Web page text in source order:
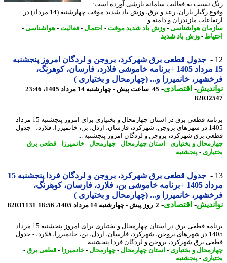
نسبت به فعالیت سامانه بارشی آورده است:
وقوع رگبار باران، رعد و برق، وزش باد شدید موقت چهارشنبه (14 مرداد) در
مازندران و دامنه و ...
هواشناسی-وزش باد شدید موقت-احتمال-فعالیت-هواشناسی-
-وزش باد شدید
جدول قطعی برق شهرکرد، بروجن و لردگان امروز پنجشنبه
15 مرداد 1405 +برنامه خاموشی فلارد، فارسان، کوهرنگ،
خانمیرزا و... (چهارمحال و بختیاری )
-اقتصادی-45 ساعت پیش - چهارشنبه 14 مرداد 1405، 23:46
برنامه قطعی برق در استان چهارمحال و بختیاری برای امروز پنجشنبه 15 مرداد
1405 در شهرهای بروجن، شهرکرد، فارسان، اردل، بن، خانمیرزا، فلارد، - جدول
برق شهرکرد، بروجن و لردگان امروز پنجشنبه ...
و بختیاری- استان چهارمحال-چهارمحال-خانمیرزا- قطعی برق -
- پنجشنبه
جدول قطعی برق شهرکرد، بروجن و لردگان فردا پنجشنبه 15
مرداد 1405 +برنامه خاموشی بن، فلارد، فارسان، کوهرنگ،
خانمیرزا و... (چهارمحال و بختیاری )
-اقتصادی-2 روز پیش - چهارشنبه 14 مرداد 1405، 18:56 82031131
برنامه قطعی برق در استان چهارمحال و بختیاری برای امروز پنجشنبه 15 مرداد
1405 در شهرهای بروجن، شهرکرد، فارسان، اردل، بن، خانمیرزا، فلارد، - جدول
برق شهرکرد، بروجن و لردگان فردا پنجشنبه ...
و بختیاری- استان چهارمحال-چهارمحال-خانمیرزا- قطعی برق -
- پنجشنبه